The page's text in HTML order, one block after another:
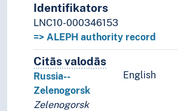
Identifikators
LNC10-000346153
=> ALEPH authority record
Citās valodāsTermini šim
English
Russia--
Zelenogorsk
Zelenogorsk